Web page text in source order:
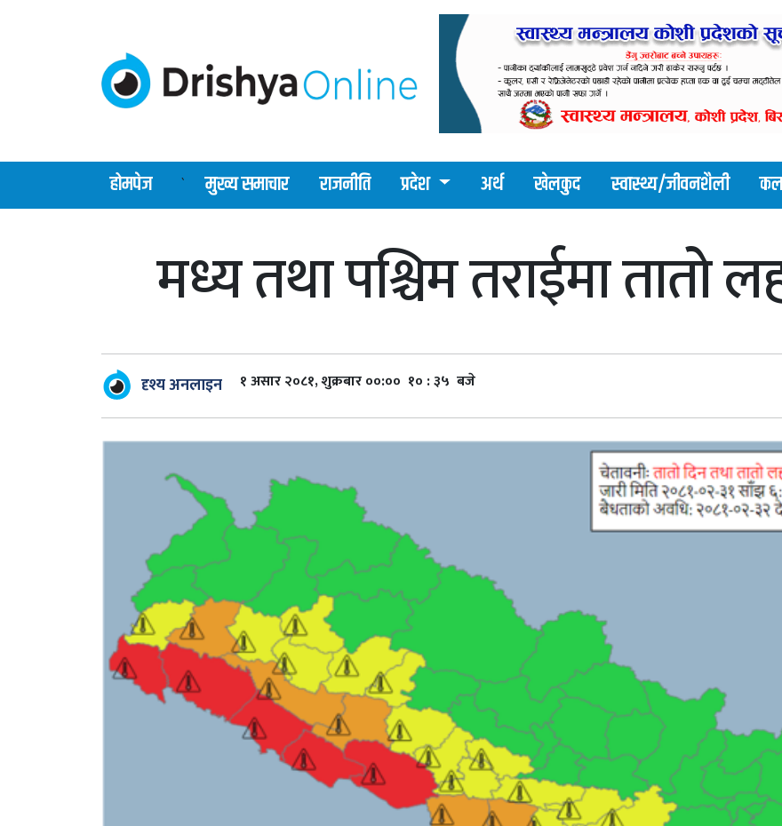
होमपेज ` मुख्य समाचार राजनीति प्रदेश अर्थ खेलकुद स्वास्थ्य/जीवनशैली
मध्य तथा पश्चिम तराईमा तातो
दृश्य अनलाइन १ असार २०८१, शुक्रबार ००:०० १० : ३५ बजे